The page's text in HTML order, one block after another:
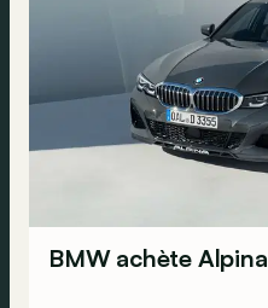
BMW achète Alpina